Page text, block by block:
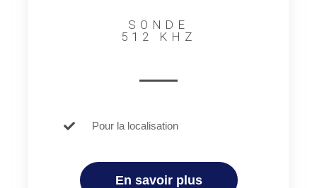
SONDE
512 KHZ
Pour la localisation
En savoir plus